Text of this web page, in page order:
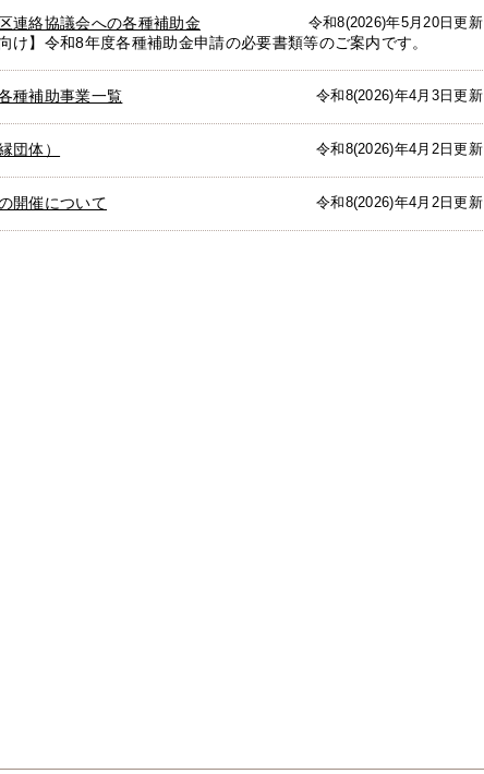
連絡協議会への各種補助金 令和8(2026)年5月20日更新
け】令和8年度各種補助金申請の必要書類等のご案内です。
種補助事業一覧 令和8(2026)年4月3日更新
団体） 令和8(2026)年4月2日更新
開催について 令和8(2026)年4月2日更新